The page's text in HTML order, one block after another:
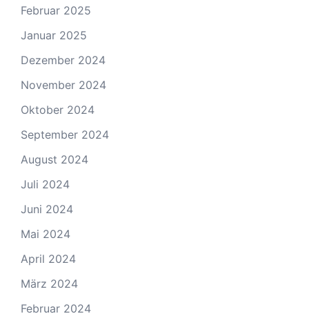
Februar 2025
Januar 2025
Dezember 2024
November 2024
Oktober 2024
September 2024
August 2024
Juli 2024
Juni 2024
Mai 2024
April 2024
März 2024
Februar 2024